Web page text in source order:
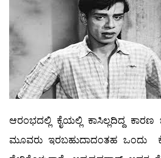
ಆರಂಭದಲ್ಲಿ ಕೈಯಲ್ಲಿ ಕಾಸಿಲ್ಲದಿದ್ದ
ಮೂವರು ಇರಬಹುದಾದಂತಹ ಒಂದು